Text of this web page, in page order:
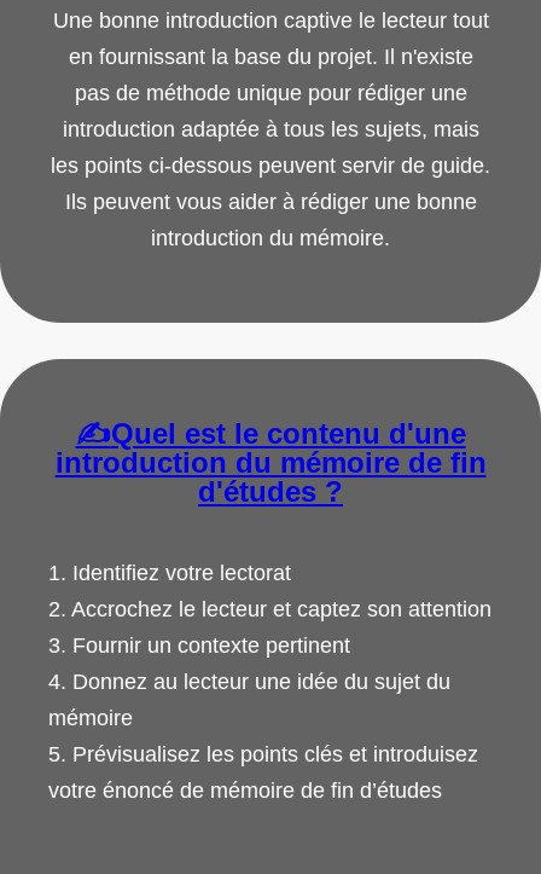
Une bonne introduction captive le lecteur tout
en fournissant la base du projet. Il n'existe
pas de méthode unique pour rédiger une
introduction adaptée à tous les sujets, mais
les points ci-dessous peuvent servir de guide.
Ils peuvent vous aider à rédiger une bonne
introduction du mémoire.
✍Quel est le contenu d'une
introduction du mémoire de fin
d'études ?
1. Identifiez votre lectorat
2. Accrochez le lecteur et captez son attention
3. Fournir un contexte pertinent
4. Donnez au lecteur une idée du sujet du
mémoire
5. Prévisualisez les points clés et introduisez
votre énoncé de mémoire de fin d’études